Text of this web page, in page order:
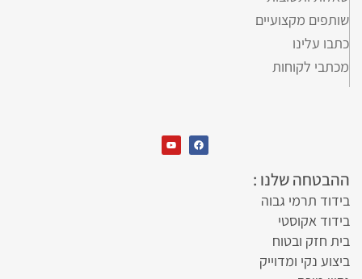
שותפים מקצועיים
כתבו עלינו
מכתבי לקוחות
ההבטחה שלנו :
בידוד תרמי גבוה
בידוד אקוסטי
בית חזק ובטוח
ביצוע נקי ומדוייק